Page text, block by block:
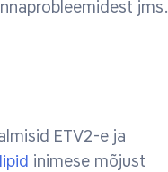
jms.
ETV2-e ja
inimese mõjust